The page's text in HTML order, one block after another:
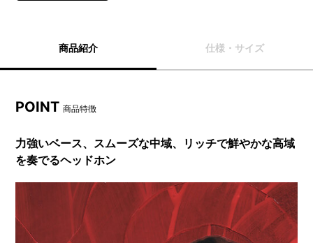
商品紹介 仕様・サイズ
POINT商品特徴
力強いベース、スムーズな中域、リッチで鮮やかな高域
を奏でるヘッドホン